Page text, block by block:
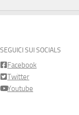
SEGUICI SUI SOCIALS
Facebook
Twitter
Youtube